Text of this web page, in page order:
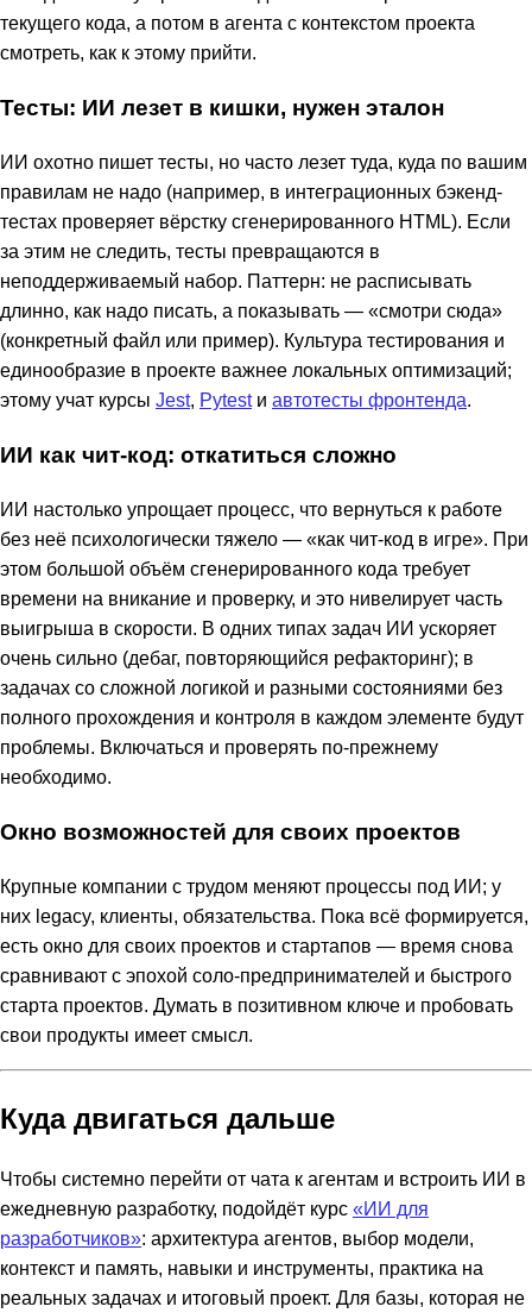
текущего кода, а потом в агента с контекстом проекта
смотреть, как к этому прийти.
Тесты: ИИ лезет в кишки, нужен эталон
ИИ охотно пишет тесты, но часто лезет туда, куда по вашим
правилам не надо (например, в интеграционных бэкенд-
тестах проверяет вёрстку сгенерированного HTML). Если
за этим не следить, тесты превращаются в
неподдерживаемый набор. Паттерн: не расписывать
длинно, как надо писать, а показывать — «смотри сюда»
(конкретный файл или пример). Культура тестирования и
единообразие в проекте важнее локальных оптимизаций;
этому учат курсы Jest, Pytestи автотесты фронтенда.
ИИ как чит-код: откатиться сложно
ИИ настолько упрощает процесс, что вернуться к работе
без неё психологически тяжело — «как чит-код в игре». При
этом большой объём сгенерированного кода требует
времени на вникание и проверку, и это нивелирует часть
выигрыша в скорости. В одних типах задач ИИ ускоряет
очень сильно (дебаг, повторяющийся рефакторинг); в
задачах со сложной логикой и разными состояниями без
полного прохождения и контроля в каждом элементе будут
проблемы. Включаться и проверять по-прежнему
необходимо.
Окно возможностей для своих проектов
Крупные компании с трудом меняют процессы под ИИ; у
них legacy, клиенты, обязательства. Пока всё формируется,
есть окно для своих проектов и стартапов — время снова
сравнивают с эпохой соло-предпринимателей и быстрого
старта проектов. Думать в позитивном ключе и пробовать
свои продукты имеет смысл.
Куда двигаться дальше
Чтобы системно перейти от чата к агентам и встроить ИИ в
ежедневную разработку, подойдёт курс «ИИ для
разработчиков»: архитектура агентов, выбор модели,
контекст и память, навыки и инструменты, практика на
реальных задачах и итоговый проект. Для базы, которая не